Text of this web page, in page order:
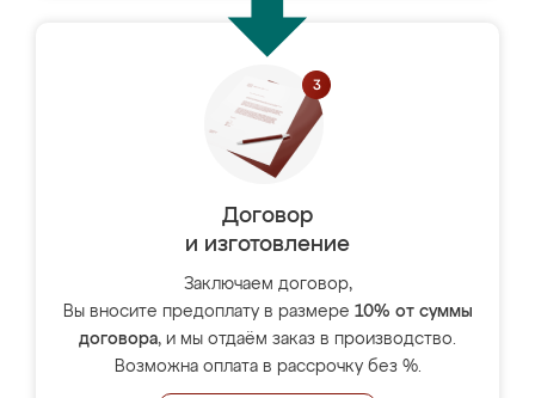
Договор
и изготовление
Заключаем договор,
Вы вносите предоплату в размере 10% от суммы
договора, и мы отдаём заказ в производство.
Возможна оплата в рассрочку без %.